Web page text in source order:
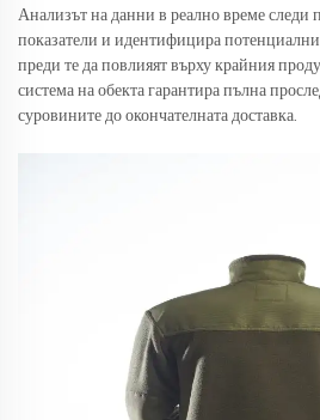
Анализът на данни в реално време следи
показатели и идентифицира потенциални
преди те да повлияят върху крайния
система на обекта гарантира пълна
суровините до окончателната доставка.